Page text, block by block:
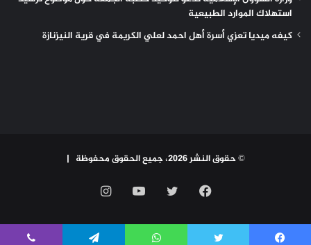
استهلاك الموارد الطبيعية
كيفه ميديا تعزي أسرة أهل احمد لعلي الكريمة في قرية النيزنازة
© حقوق النشر 2026، جميع الحقوق محفوظة |
فيسبوك تويتر يوتيوب